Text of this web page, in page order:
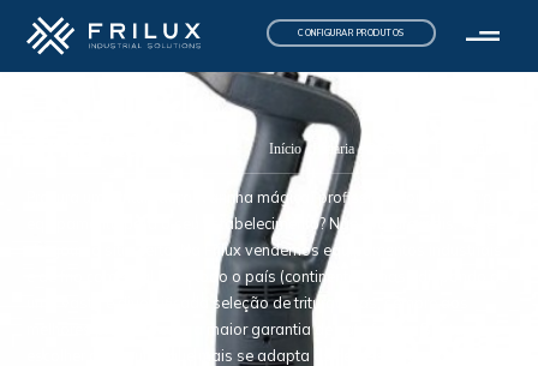
CONFIGURAR PRODUTOS
Início/ Padaria e Pastelaria
Procura uma trituradora (varinha mágica) profissional ou por outro
equipamento para o seu estabelecimento? Não procure mais, você
chegou ao sítio certo. Na Frilux vendemos equipamentos industriais
e de frio comercial para todo o país (continente e ilhas), dispondo de
uma vasta e diversificada seleção de trituradoras, sempre aos
melhores preços e com a maior garantia de satisfação. Basta você
escolher a máquina que mais se adapta às necessidades do seu